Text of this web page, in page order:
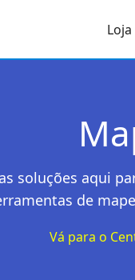
Loja
soluções aqui
de
Vá para o